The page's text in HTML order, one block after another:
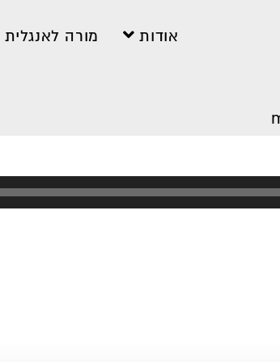
אודות מורה לאנגלית